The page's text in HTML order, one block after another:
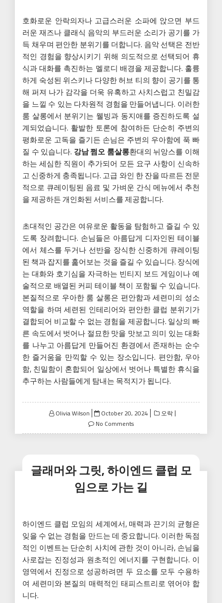
호화로운 안락의자나 고급스러운 소파에 앉으면 부드
러운 재즈나 클래식 음악의 부드러운 소리가 공기를 가
득 채우며 편안한 분위기를 더합니다. 음악 선택은 전반
적인 경험을 향상시키기 위해 의도적으로 선택되어 휴
식과 대화를 촉진하는 멜로디 배경을 제공합니다. 훌륭
하게 숙성된 위스키나 다양한 허브 티의 향이 공기를 통
해 퍼져 나가 감각을 더욱 유혹하고 사치스럽고 친밀감
을 느낄 수 있는 다차원적 경험을 만들어냅니다. 이러한
룸 살롱에서 분위기는 웰빙과 동지애를 증진하도록 설
계되었습니다. 활발한 토론에 참여하든 단순히 주변의
평화로운 고독을 즐기든 손님은 주변의 우아함에 푹 빠
질 수 있습니다. 강남 쩜오 룸살롱환대의 뉘앙스를 이해
하는 세심한 직원이 추가되어 모든 요구 사항이 신속하
고 신중하게 충족됩니다. 고급 와인 한 잔을 따르든 전문
적으로 큐레이팅된 음료 및 가벼운 간식 메뉴에서 추천
을 제공하든 개인화된 서비스를 제공합니다.
초대적인 공간은 여유로운 활동을 탐험하고 즐길 수 있
도록 장려합니다. 손님들은 아름답게 디자인된 테이블
에서 체스를 두거나 선반을 장식한 신중하게 큐레이팅
된 책과 잡지를 훑어보는 것을 즐길 수 있습니다. 장식에
는 대화와 호기심을 자극하는 빈티지 보드 게임이나 예
술적으로 배열된 커피 테이블 책이 포함될 수 있습니다.
본질적으로 우아한 룸 살롱은 편안함과 세련미의 성소
역할을 하며 세련된 인테리어와 편안한 클럽 분위기가
결합되어 비교할 수 없는 경험을 제공합니다. 일상의 빠
른 속도에서 벗어나 절묘한 맛을 맛보고 의미 있는 대화
를 나누고 아름답게 만들어진 환경에서 존재하는 순수
한 즐거움을 만끽할 수 있는 장소입니다. 편안함, 우아
함, 친밀함이 혼합되어 일상에서 벗어나 특별한 휴식을
추구하는 사람들에게 탐내는 목적지가 됩니다.
Olivia Wilson
Posted
on
October 20, 2024 오락
No Comments
글래머와 그릿, 하이엔드 클럽 모
임으로 가는 길
하이엔드 클럽 모임의 세계에서, 매력과 끈기의 균형은
잊을 수 없는 경험을 만드는 데 중요합니다. 이러한 독점
적인 이벤트는 단순히 사치에 관한 것이 아니라, 손님을
사로잡는 진정성과 원초적인 에너지를 구현합니다. 이
영역에서 진정으로 성공하려면 두 요소를 모두 수용하
여 세련미와 본질의 매력적인 태피스트리로 엮어야 합
니다.